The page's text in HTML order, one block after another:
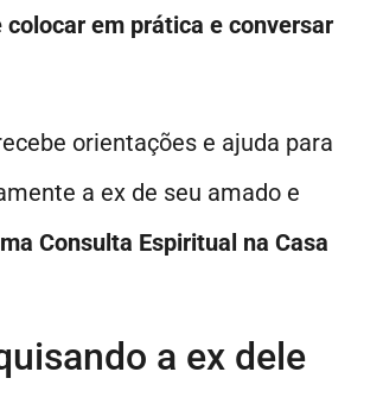
em prática e conversar
orientações e ajuda para
a ex de seu amado e
Consulta Espiritual na Casa
a ex dele